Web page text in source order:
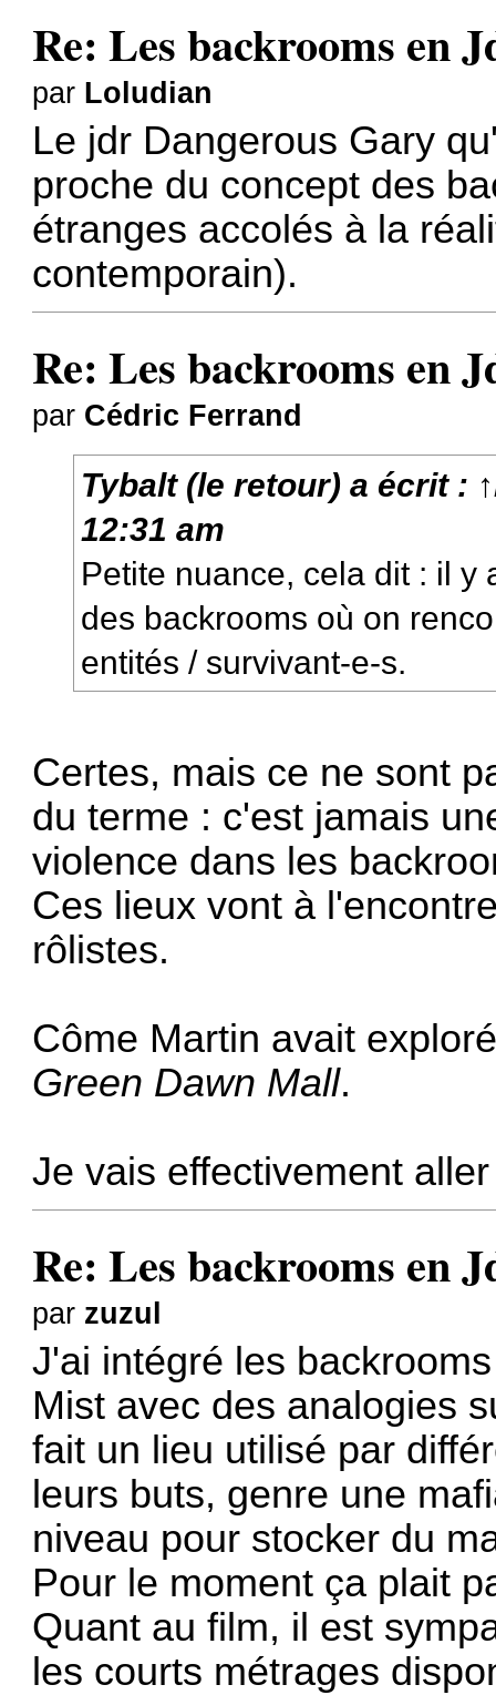
Re: Les backrooms en
par Loludian
Le jdr Dangerous Gary
proche du concept des
étranges accolés à la
contemporain).
Re: Les backrooms en
par Cédric Ferrand
Tybalt (le retour) a écrit : ↑
12:31 am
Petite nuance, cela dit : il y
des backrooms où on
entités / survivant-e-s.
Certes, mais ce ne sont
du terme : c'est jamais
violence dans les
Ces lieux vont à
rôlistes.
Côme Martin avait
Green Dawn Mall.
Je vais effectivement
Re: Les backrooms en
par zuzul
J'ai intégré les
Mist avec des analogies
fait un lieu utilisé par
leurs buts, genre une
niveau pour stocker du
Pour le moment ça plait
Quant au film, il est
les courts métrages